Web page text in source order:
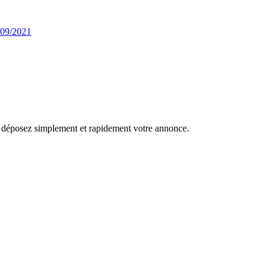
2021
simplement et rapidement votre annonce.